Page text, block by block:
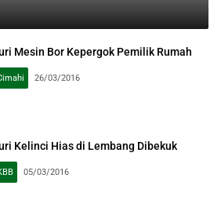
Mesin Bor Kepergok Pemilik Rumah
26/03/2016
Kelinci Hias di Lembang Dibekuk
05/03/2016